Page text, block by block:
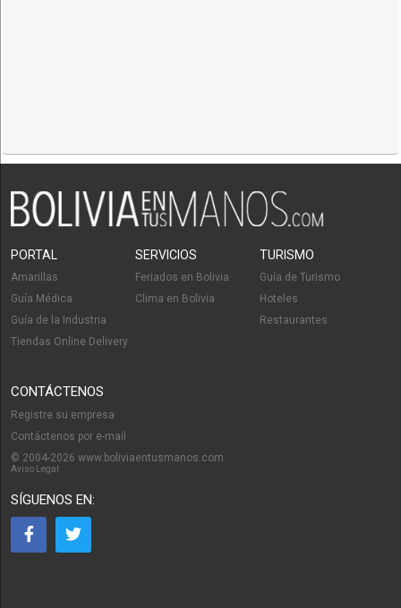
PORTAL
Amarillas
Guía Médica
Guía de la Industria
Tiendas Online Delivery
SERVICIOS
Feriados en Bolivia
Clima en Bolivia
TURISMO
Guía de Turismo
Hoteles
Restaurantes
CONTÁCTENOS
Registre su empresa
Contáctenos por e-mail
© 2004-2026 www.boliviaentusmanos.com
Aviso Legal
SÍGUENOS EN: